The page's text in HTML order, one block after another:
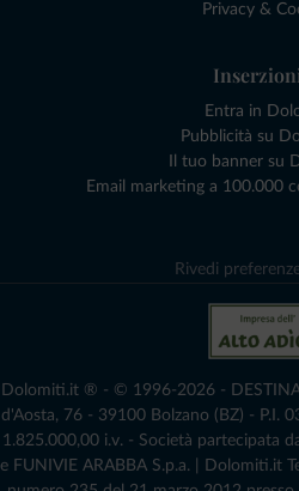
Privacy &
Entra in
Pubblicità su
Il tuo banner su
Email marketing a 100.000
Rivedi
Dolomiti.it ® - © 1996-2026 -
d'Aosta, 76 - 39100 Bolzano (BZ) - P.I.
1.825.000,00 i.v. - Società partecipata
e FUNIVIE ARABBA S.p.a. | Dolomiti.it